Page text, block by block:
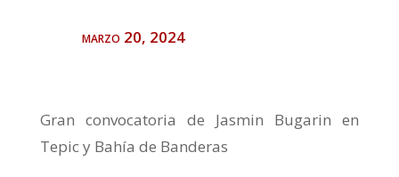
marzo 20, 2024
Gran convocatoria de Jasmin Bugarin en
Tepic y Bahía de Banderas